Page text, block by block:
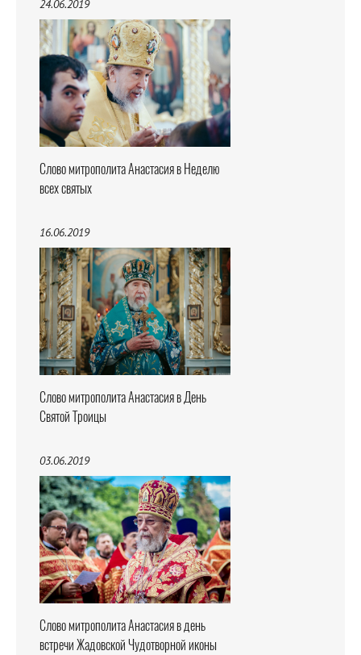
24.06.2019
Слово митрополита Анастасия в Неделю
всех святых
16.06.2019
Слово митрополита Анастасия в День
Святой Троицы
03.06.2019
Слово митрополита Анастасия в день
встречи Жадовской Чудотворной иконы